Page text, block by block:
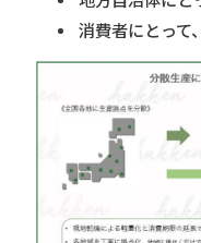
消費者にとって